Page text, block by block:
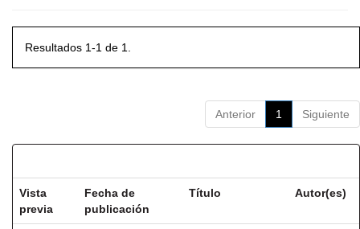
Resultados 1-1 de 1.
Anterior 1 Siguiente
Vista
previa
Fecha de
publicación
Título Autor(es)